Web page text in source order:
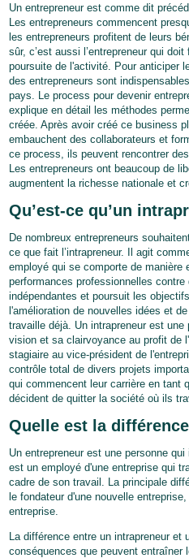
Un entrepreneur est comme dit
Les entrepreneurs commencent
les entrepreneurs profitent de leurs
sûr, c’est aussi l’entrepreneur qui
poursuite de l'activité. Pour anticiper
des entrepreneurs sont
pays. Le process pour devenir
explique en détail les méthodes
créée. Après avoir créé ce business
embauchent des collaborateurs et
ce process, ils peuvent rencontrer
Les entrepreneurs ont beaucoup de
augmentent la richesse nationale et
Qu’est-ce qu’un
De nombreux entrepreneurs
ce que fait l’intrapreneur. Il agit
employé qui se comporte de manière
performances professionnelles
indépendantes et poursuit les
l'amélioration de nouvelles idées et
travaille déjà. Un intrapreneur est
vision et sa clairvoyance au profit de
stagiaire au vice-président de
contrôle total de divers projets
qui commencent leur carrière en tant
décident de quitter la société où ils
Quelle est la
Un entrepreneur est une personne
est un employé d'une entreprise qui
cadre de son travail. La principale
le fondateur d'une nouvelle
entreprise.
La différence entre un intrapreneur
conséquences que peuvent entraîner